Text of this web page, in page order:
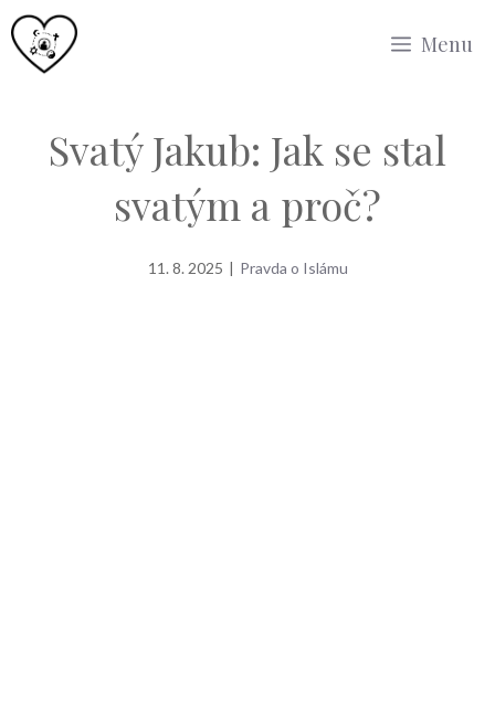
Přeskočit
na
Menu
Svatý Jakub: Jak se stal
svatým a proč?
11. 8. 2025 | Pravda o Islámu